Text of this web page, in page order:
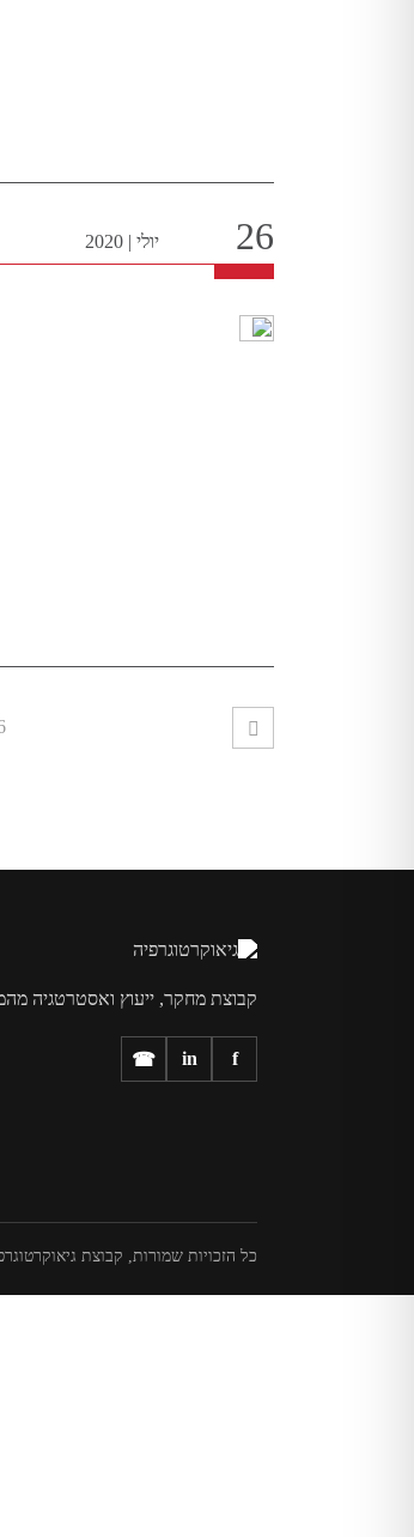
26 יולי |
2020
קבוצת מחקר, ייעוץ ואסטרטגיה
f
in
☎
כל הזכויות שמורות, קבוצת